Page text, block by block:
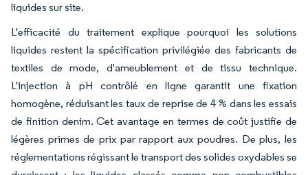
liquides sur site.
L'efficacité du traitement explique pourquoi les solutions
liquides restent la spécification privilégiée des fabricants de
textiles de mode, d'ameublement et de tissu technique.
L'injection à pH contrôlé en ligne garantit une fixation
homogène, réduisant les taux de reprise de 4 % dans les essais
de finition denim. Cet avantage en termes de coût justifie de
légères primes de prix par rapport aux poudres. De plus, les
réglementations régissant le transport des solides oxydables se